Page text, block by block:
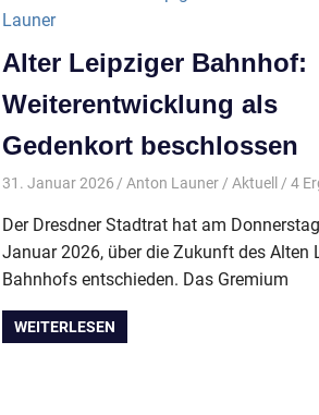
Alter Leipziger Bahnhof:
Weiterentwicklung als
Gedenkort beschlossen
31. Januar 2026 Anton Launer Aktuell / 4
Der Dresdner Stadtrat hat am
Januar 2026, über die Zukunft des Alten
Bahnhofs entschieden. Das Gremium
WEITERLESEN